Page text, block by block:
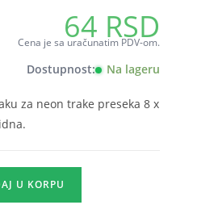
64 RSD
Cena je sa uračunatim PDV-om.
Dostupnost: Na lageru
za neon trake preseka 8 x
U KORPU